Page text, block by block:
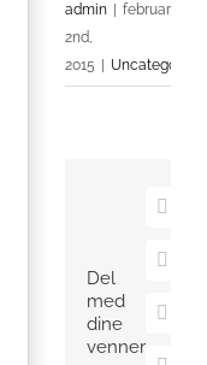
admin
februar
2nd,
2015
Del
med
dine
venner
X